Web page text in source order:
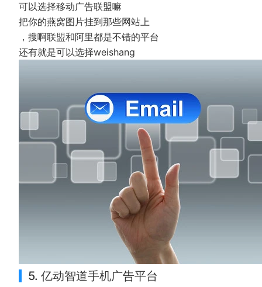
可以选择移动广告联盟嘛
把你的燕窝图片挂到那些网站上
，搜啊联盟和阿里都是不错的平台
还有就是可以选择weishang
5. 亿动智道手机广告平台